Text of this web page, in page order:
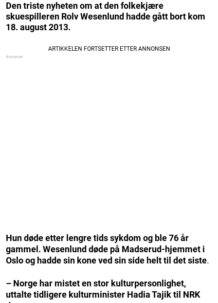
Den triste nyheten om at den folkekjære
skuespilleren Rolv Wesenlund hadde gått bort kom
18. august 2013.
Hun døde etter lengre tids sykdom og ble 76 år
gammel. Wesenlund døde på Madserud-hjemmet i
Oslo og hadde sin kone ved sin side helt til det siste.
– Norge har mistet en stor kulturpersonlighet,
uttalte tidligere kulturminister Hadia Tajik til NRK